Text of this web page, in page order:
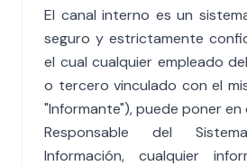
El canal interno es un
seguro y estrictamente
el cual cualquier empleado
o tercero vinculado con el
"Informante"), puede poner
Responsable del
Información, cualquier